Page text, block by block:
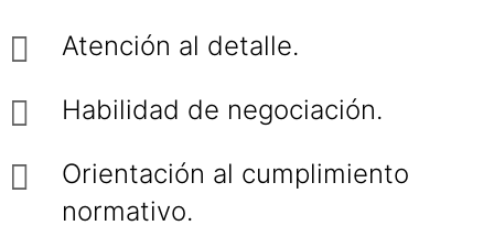
Atención al detalle.
Habilidad de negociación.
Orientación al cumplimiento
normativo.